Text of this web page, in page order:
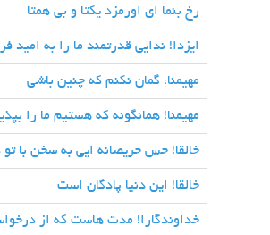
رخ بنما ای اورمزد یکتا و بی همتا
ایزدا! ندایی قدرتمند ما را به امید
مهیمنا، گمان نکنم که چنین باشی
مهیمنا! همانگونه که هستیم ما را
خالقا! حس حریصانه ایی به سخن با تو
خالقا! این دنیا پادگان است
خداوندگارا! مدت هاست که از